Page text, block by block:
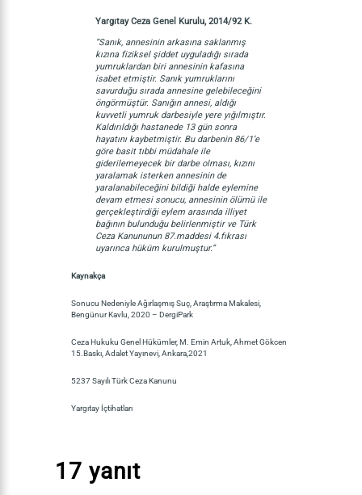
Yargıtay Ceza Genel Kurulu, 2014/92 K.
“Sanık, annesinin arkasına saklanmış
kızına fiziksel şiddet uyguladığı sırada
yumruklardan biri annesinin kafasına
isabet etmiştir. Sanık yumruklarını
savurduğu sırada annesine gelebileceğini
öngörmüştür. Sanığın annesi, aldığı
kuvvetli yumruk darbesiyle yere yığılmıştır.
Kaldırıldığı hastanede 13 gün sonra
hayatını kaybetmiştir. Bu darbenin 86/1’e
göre basit tıbbi müdahale ile
giderilemeyecek bir darbe olması, kızını
yaralamak isterken annesinin de
yaralanabileceğini bildiği halde eylemine
devam etmesi sonucu, annesinin ölümü ile
gerçekleştirdiği eylem arasında illiyet
bağının bulunduğu belirlenmiştir ve Türk
Ceza Kanununun 87.maddesi 4.fıkrası
uyarınca hüküm kurulmuştur.”
Kaynakça
Sonucu Nedeniyle Ağırlaşmış Suç, Araştırma Makalesi,
Bengünur Kavlu, 2020 – DergiPark
Ceza Hukuku Genel Hükümler, M. Emin Artuk, Ahmet Gökcen
15.Baskı, Adalet Yayınevi, Ankara,2021
5237 Sayılı Türk Ceza Kanunu
Yargıtay İçtihatları
17 yanıt